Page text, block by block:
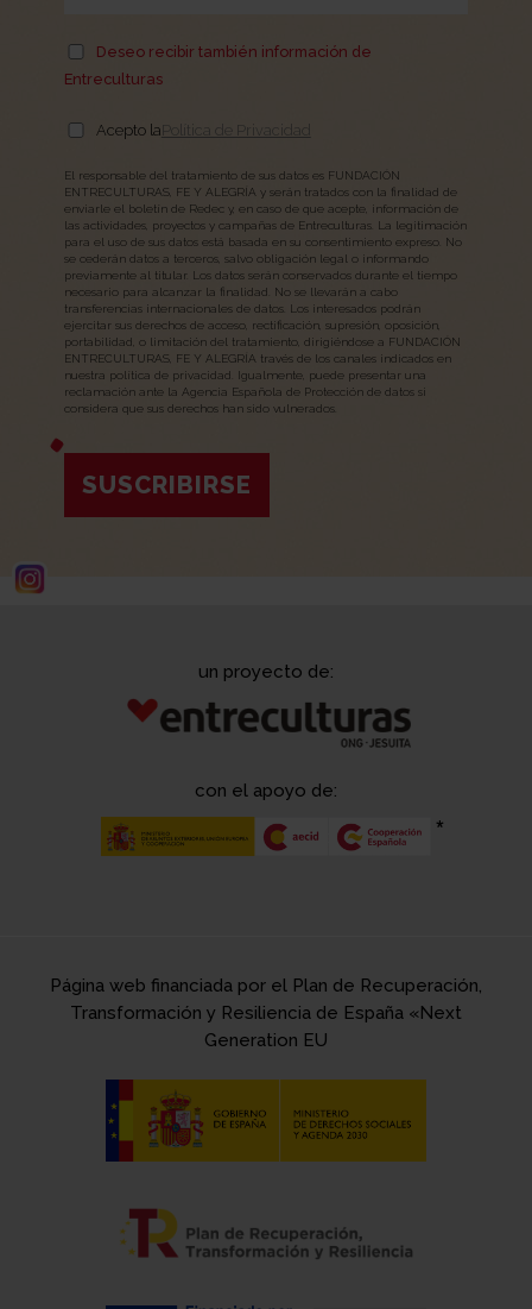
Deseo recibir también información de
Entreculturas
Acepto laPolítica de Privacidad
El responsable del tratamiento de sus datos es FUNDACIÓN
ENTRECULTURAS, FE Y ALEGRÍA y serán tratados con la finalidad de
enviarle el boletín de Redec y, en caso de que acepte, información de
las actividades, proyectos y campañas de Entreculturas. La legitimación
para el uso de sus datos está basada en su consentimiento expreso. No
se cederán datos a terceros, salvo obligación legal o informando
previamente al titular. Los datos serán conservados durante el tiempo
necesario para alcanzar la finalidad. No se llevarán a cabo
transferencias internacionales de datos. Los interesados podrán
ejercitar sus derechos de acceso, rectificación, supresión, oposición,
portabilidad, o limitación del tratamiento, dirigiéndose a FUNDACIÓN
ENTRECULTURAS, FE Y ALEGRÍA través de los canales indicados en
nuestra política de privacidad. Igualmente, puede presentar una
reclamación ante la Agencia Española de Protección de datos si
considera que sus derechos han sido vulnerados.
SUSCRIBIRSE
un proyecto de:
con el apoyo de:
Página web financiada por el Plan de Recuperación,
Transformación y Resiliencia de España «Next
Generation EU